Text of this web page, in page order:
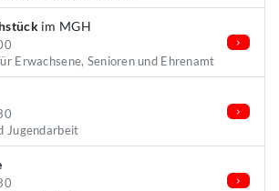
im MGH
Erwachsene, Senioren und Ehrenamt
Jugendarbeit